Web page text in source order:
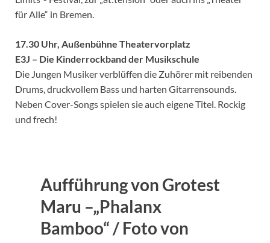
für Alle“ in Bremen.
17.30 Uhr, Außenbühne Theatervorplatz
E3J – Die Kinderrockband der Musikschule
Die Jungen Musiker verblüffen die Zuhörer mit reibenden
Drums, druckvollem Bass und harten Gitarrensounds.
Neben Cover-Songs spielen sie auch eigene Titel. Rockig
und frech!
Aufführung von Grotest
Maru –„Phalanx
Bamboo“ / Foto von